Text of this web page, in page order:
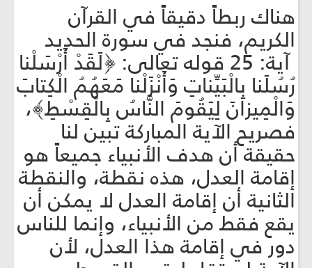
هناك ربطاً دقيقاً في القرآن
الكريم، فنجد في سورة الحديد
آية: 25 قوله تعالى: ﴿لَقَدْ أَرْسَلْنا
رُسُلَنا بِالْبَيِّناتِ وَأَنْزَلْنا مَعَهُمُ الْكِتابَ
وَالْمِيزانَ لِيَقُومَ النَّاسُ بِالْقِسْطِ﴾،
فصريح الآية المباركة تبين لنا
حقيقة أن هدف الأنبياء جميعاً هو
إقامة العدل، هذه نقطة، والنقطة
الثانية أن إقامة العدل لا يمكن أن
يقع فقط من الأنبياء، وإنما للناس
دور في إقامة هذا العدل، لأن